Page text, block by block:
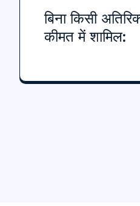
बिना किसी
कीमत में शामिल: